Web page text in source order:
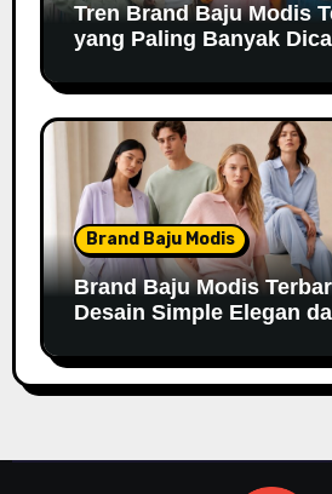
Tren Brand Baju Modis
yang Paling Banyak
Brand Baju Modis
Brand Baju Modis
Desain Simple Elegan